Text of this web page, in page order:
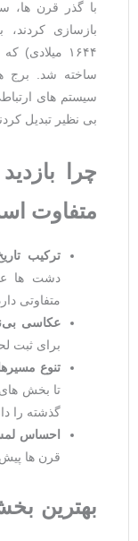
با گذر قرن ‌ها،
۱۶۴۴ میلادی)
ساخته شد. برج
سیستم ‌های
بی ‌نظیر تبدیل کردند.
چرا
متفاوت
ترکیب
دشت ‌ها
متفاوتی دارد.
عکاسی بی
برای ثبت
تنوع مسیرها :
تا بخش ‌های
گذشته را
احساس لمس
قرن ‌ها پیش
بهترین